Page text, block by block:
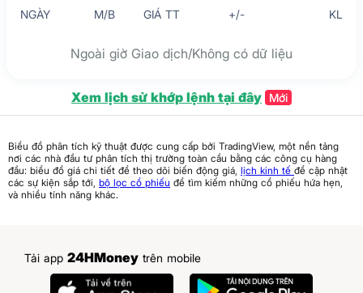
NGÀY M/B GIÁ TT +/- KL
Ngoài giờ Giao dịch/Không có dữ liệu
Xem lịch sử khớp lệnh tại đây Mới
Biểu đồ phân tích kỹ thuật được cung cấp bởi TradingView, một nền tảng
nơi các nhà đầu tư phân tích thị trường toàn cầu bằng các công cụ hàng
đầu: biểu đồ giá chi tiết để theo dõi biến động giá, lịch kinh tế để cập nhật
các sự kiện sắp tới, bộ lọc cổ phiếu để tìm kiếm những cổ phiếu hứa hẹn,
và nhiều tính năng khác.
Tải app 24HMoney trên mobile